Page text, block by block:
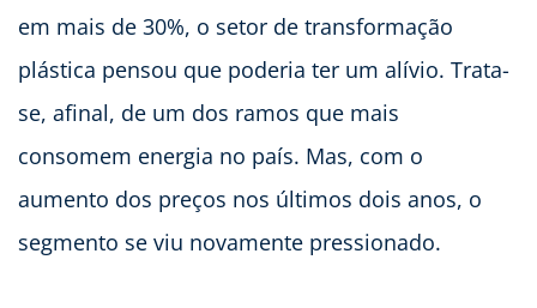
em mais de 30%, o setor de transformação
plástica pensou que poderia ter um alívio. Trata-
se, afinal, de um dos ramos que mais
consomem energia no país. Mas, com o
aumento dos preços nos últimos dois anos, o
segmento se viu novamente pressionado.